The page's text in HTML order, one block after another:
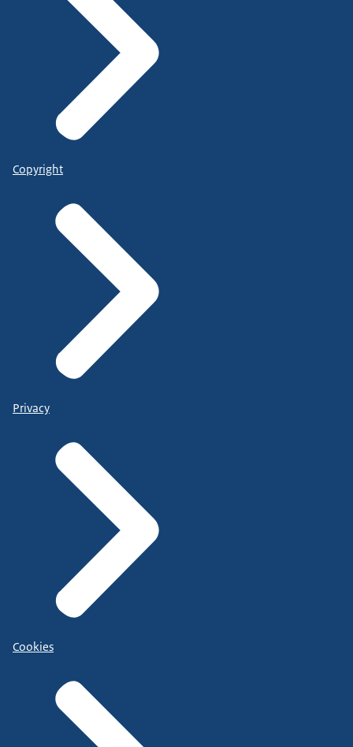
Copyright
Privacy
Cookies